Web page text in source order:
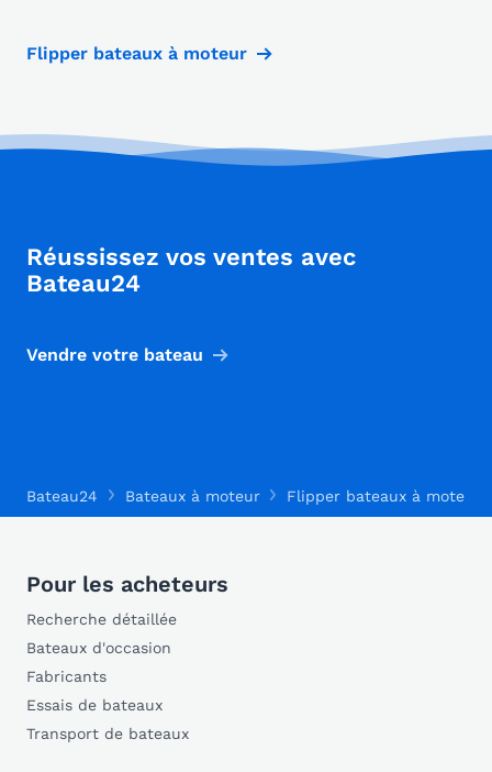
Flipper bateaux à moteur
Réussissez vos ventes avec
Bateau24
Vendre votre bateau
Bateau24 Bateaux à moteur Flipper bateaux à moteur
Pour les acheteurs
Recherche détaillée
Bateaux d'occasion
Fabricants
Essais de bateaux
Transport de bateaux